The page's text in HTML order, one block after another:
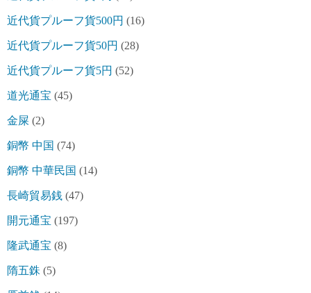
近代貨プルーフ貨500円 (16)
近代貨プルーフ貨50円 (28)
近代貨プルーフ貨5円 (52)
道光通宝 (45)
金屎 (2)
銅幣 中国 (74)
銅幣 中華民国 (14)
長崎貿易銭 (47)
開元通宝 (197)
隆武通宝 (8)
隋五銖 (5)